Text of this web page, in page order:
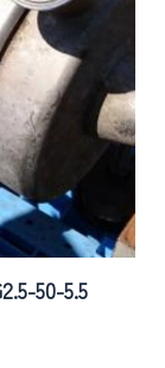
50-5.5